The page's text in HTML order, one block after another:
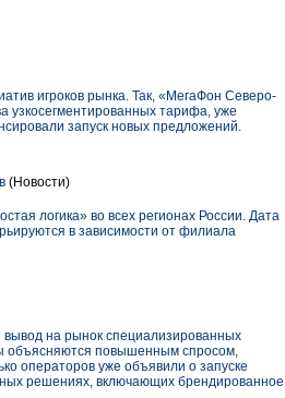
игроков рынка. Так, «МегаФон Северо-
узкосегментированных тарифа, уже
запуск новых предложений.
(Новости)
логика» во всех регионах России. Дата
в зависимости от филиала
на рынок специализированных
объясняются повышенным спросом,
операторов уже объявили о запуске
решениях, включающих брендированное